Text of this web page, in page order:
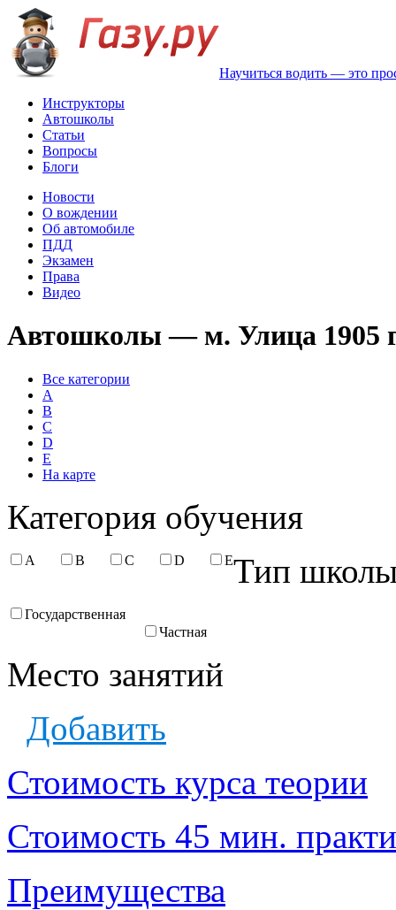
Научиться водить — это
Инструкторы
Автошколы
Статьи
Вопросы
Блоги
Новости
О вождении
Об автомобиле
ПДД
Экзамен
Права
Видео
Автошколы — м. Улица 1905
Все категории
A
B
C
D
E
На карте
Категория обучения
A B C D EТип
Государственная
Частная
Место занятий
Добавить
Стоимость курса теории
Стоимость 45 мин.
Преимущества